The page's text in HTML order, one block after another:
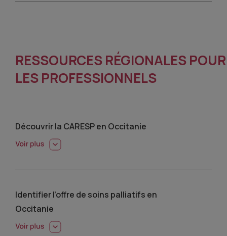
RESSOURCES RÉGIONALES POUR
LES PROFESSIONNELS
Découvrir la CARESP en Occitanie
Identifier l’offre de soins palliatifs en
Occitanie